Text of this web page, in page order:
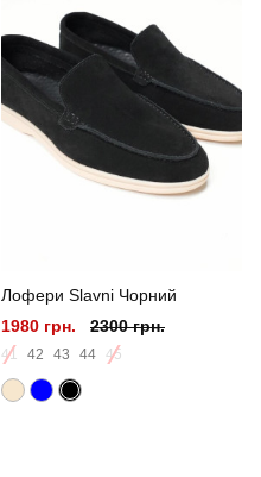
повсякденний
весна-осінь
чорний
Лофери Slavni Чорний
1980 грн.
2300 грн.
41 42 43 44 45